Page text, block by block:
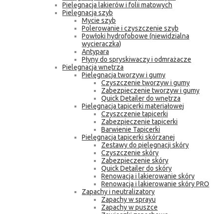
Pielęgnacja lakierów i folii matowych
Pielęgnacja szyb
Mycie szyb
Polerowanie i czyszczenie szyb
Powłoki hydrofobowe (niewidzialna
wycieraczka)
Antypara
Płyny do spryskiwaczy i odmrażacze
Pielęgnacja wnętrza
Pielęgnacja tworzyw i gumy
Czyszczenie tworzyw i gumy
Zabezpieczenie tworzyw i gumy
Quick Detailer do wnętrza
Pielęgnacja tapicerki materiałowej
Czyszczenie tapicerki
Zabezpieczenie tapicerki
Barwienie Tapicerki
Pielęgnacja tapicerki skórzanej
Zestawy do pielęgnacji skóry
Czyszczenie skóry
Zabezpieczenie skóry
Quick Detailer do skóry
Renowacja i lakierowanie skóry
Renowacja i lakierowanie skóry PRO
Zapachy i neutralizatory
Zapachy w sprayu
Zapachy w puszce